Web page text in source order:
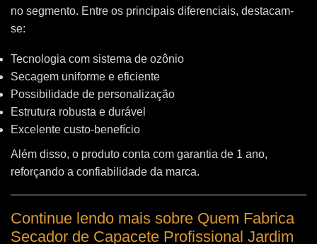
no segmento. Entre os principais diferenciais, destacam-
se:
Tecnologia com sistema de ozônio
Secagem uniforme e eficiente
Possibilidade de personalização
Estrutura robusta e durável
Excelente custo-benefício
Além disso, o produto conta com garantia de 1 ano,
reforçando a confiabilidade da marca.
Continue lendo mais sobre Quem Fabrica
Secador de Capacete Profissional Jardim